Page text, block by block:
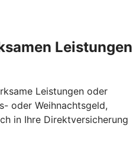
Leistungen
Leistungen oder
oder Weihnachtsgeld,
in Ihre Direktversicherung